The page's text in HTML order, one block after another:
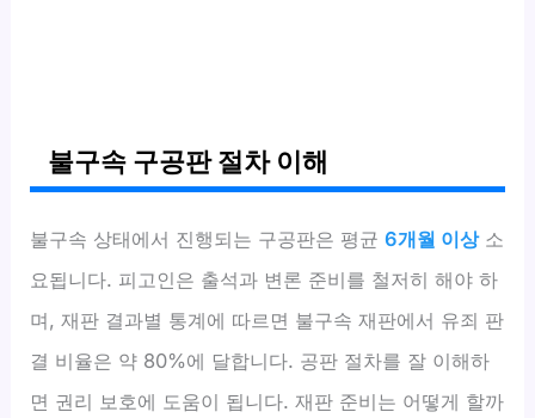
불구속 구공판 절차 이해
불구속 상태에서 진행되는 구공판은 평균6개월 이상소
요됩니다. 피고인은 출석과 변론 준비를 철저히 해야 하
며, 재판 결과별 통계에 따르면 불구속 재판에서 유죄 판
결 비율은 약 80%에 달합니다. 공판 절차를 잘 이해하
면 권리 보호에 도움이 됩니다. 재판 준비는 어떻게 할까